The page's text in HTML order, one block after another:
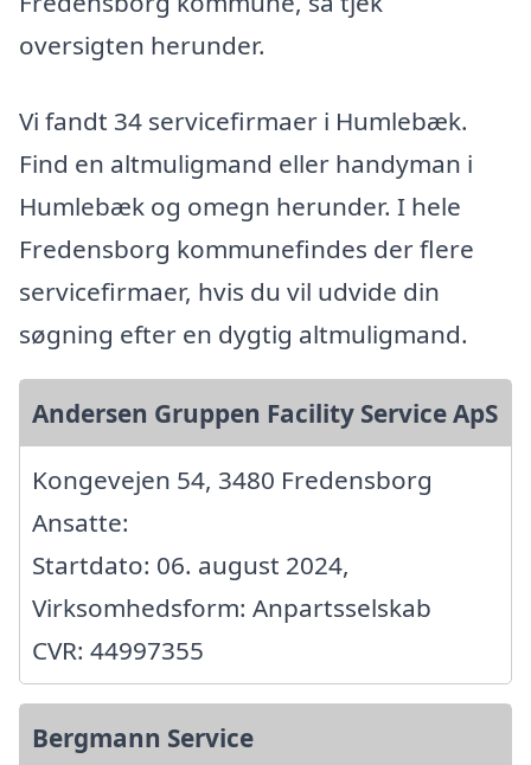
oversigten herunder.
Vi fandt 34 servicefirmaer i Humlebæk.
Find en altmuligmand eller handyman i
Humlebæk og omegn herunder. I hele
Fredensborg kommunefindes der flere
servicefirmaer, hvis du vil udvide din
søgning efter en dygtig altmuligmand.
Andersen Gruppen Facility Service ApS
Kongevejen 54, 3480 Fredensborg
Ansatte:
Startdato: 06. august 2024,
Virksomhedsform: Anpartsselskab
CVR: 44997355
Bergmann Service